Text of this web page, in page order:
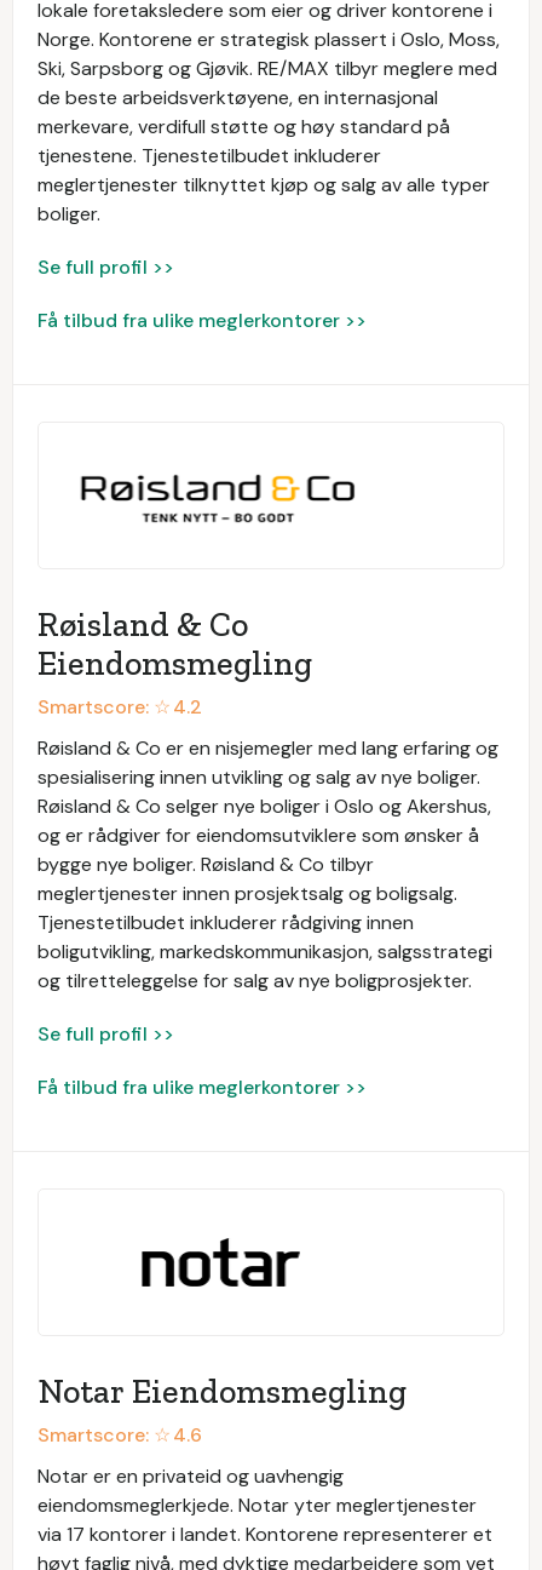
lokale foretaksledere som eier og driver kontorene i
Norge. Kontorene er strategisk plassert i Oslo, Moss,
Ski, Sarpsborg og Gjøvik. RE/MAX tilbyr meglere med
de beste arbeidsverktøyene, en internasjonal
merkevare, verdifull støtte og høy standard på
tjenestene. Tjenestetilbudet inkluderer
meglertjenester tilknyttet kjøp og salg av alle typer
boliger.
Se full profil >>
Få tilbud fra ulike meglerkontorer >>
Røisland & Co
Eiendomsmegling
Smartscore: ☆4.2
Røisland & Co er en nisjemegler med lang erfaring og
spesialisering innen utvikling og salg av nye boliger.
Røisland & Co selger nye boliger i Oslo og Akershus,
og er rådgiver for eiendomsutviklere som ønsker å
bygge nye boliger. Røisland & Co tilbyr
meglertjenester innen prosjektsalg og boligsalg.
Tjenestetilbudet inkluderer rådgiving innen
boligutvikling, markedskommunikasjon, salgsstrategi
og tilretteleggelse for salg av nye boligprosjekter.
Se full profil >>
Få tilbud fra ulike meglerkontorer >>
Notar Eiendomsmegling
Smartscore: ☆4.6
Notar er en privateid og uavhengig
eiendomsmeglerkjede. Notar yter meglertjenester
via 17 kontorer i landet. Kontorene representerer et
høyt faglig nivå, med dyktige medarbeidere som vet